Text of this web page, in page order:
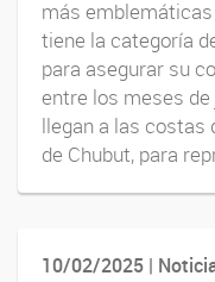
más
tiene la categoría
para asegurar su
entre los meses
llegan a las costas
de Chubut, para
10/02/2025 |